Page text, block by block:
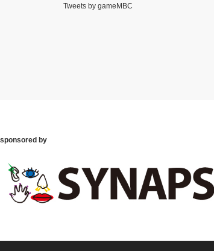
Tweets by gameMBC
sponsored by